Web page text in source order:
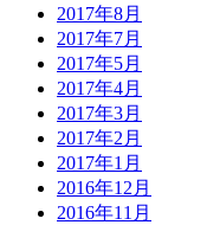
2017年8月
2017年7月
2017年5月
2017年4月
2017年3月
2017年2月
2017年1月
2016年12月
2016年11月